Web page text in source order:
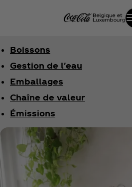
Boissons
Gestion de l'eau
Emballages
Chaîne de valeur
Émissions